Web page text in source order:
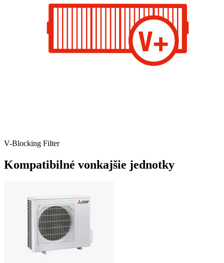
V-Blocking Filter
Kompatibilné vonkajšie jednotky